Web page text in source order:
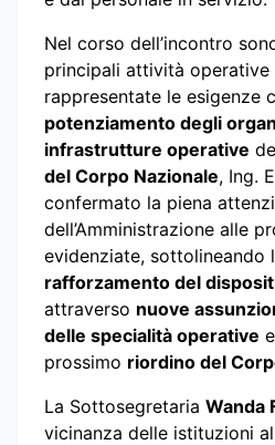
Nel corso dell’incontro
principali attività operative
rappresentate le esigenze
potenziamento degli
infrastrutture operative
del Corpo Nazionale, Ing.
confermato la piena
dell’Amministrazione alle
evidenziate, sottolineando
rafforzamento del
attraverso nuove
delle specialità operative
prossimo riordino del
La Sottosegretaria Wanda
vicinanza delle istituzioni